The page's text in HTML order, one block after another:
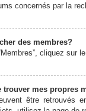
concernés par la
des membres?
cliquez sur
trouver mes propres
être retrouvés